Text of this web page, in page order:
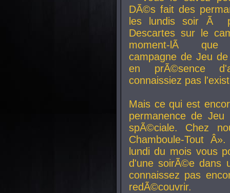
DÃ©s fait des
les lundis soir Ã
Descartes sur le
moment-lÃ que
campagne de Jeu
en prÃ©sence
connaissiez pas
Mais ce qui est
permanence de
spÃ©ciale. Chez
Chamboule-Tout
lundi du mois vous
d'une soirÃ©e dans
connaissez pas
redÃ©couvrir.